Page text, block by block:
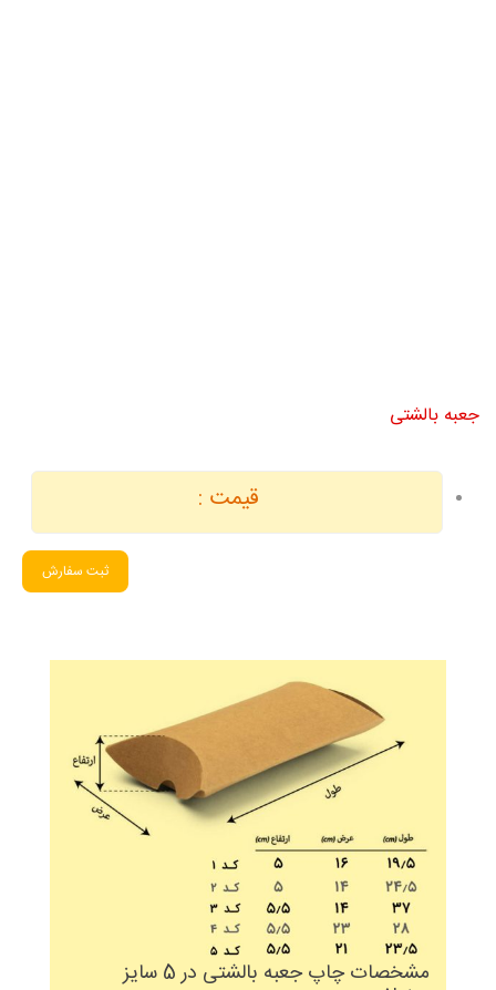
جعبه بالشتی
قیمت :
ثبت سفارش
مشخصات چاپ جعبه بالشتی در 5 سایز